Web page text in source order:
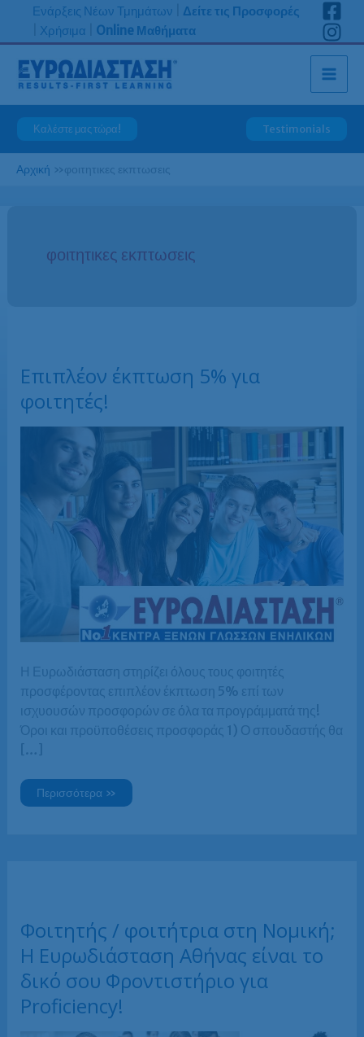
Μετάβαση
περιεχόμενο
Ενάρξεις Νέων Τμημάτων
Δείτε τις Προσφορές
Χρήσιμα Online Μαθήματα
Καλέστε μας τώρα! Testimonials
Αρχική »φοιτητικες εκπτωσεις
φοιτητικες εκπτωσεις
Επιπλέον έκπτωση 5% για
φοιτητές!
Η Ευρωδιάσταση στηρίζει όλους τους φοιτητές
προσφέροντας επιπλέον έκπτωση 5% επί των
ισχυουσών προσφορών σε όλα τα προγράμματά της!
Όροι και προϋποθέσεις προσφοράς 1) Ο σπουδαστής θα
[…]
Επιπλέον
έκπτωση
Περισσότερα »
Φοιτητής / φοιτήτρια στη Νομική;
H Ευρωδιάσταση Αθήνας είναι το
δικό σου Φροντιστήριο για
Proficiency!